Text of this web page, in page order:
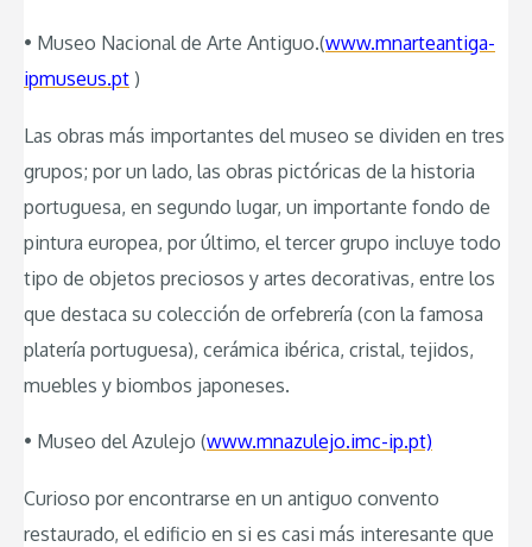
• Museo Nacional de Arte Antiguo.(www.mnarteantiga-
ipmuseus.pt )
Las obras más importantes del museo se dividen en tres
grupos; por un lado, las obras pictóricas de la historia
portuguesa, en segundo lugar, un importante fondo de
pintura europea, por último, el tercer grupo incluye todo
tipo de objetos preciosos y artes decorativas, entre los
que destaca su colección de orfebrería (con la famosa
platería portuguesa), cerámica ibérica, cristal, tejidos,
muebles y biombos japoneses.
• Museo del Azulejo (www.mnazulejo.imc-ip.pt)
Curioso por encontrarse en un antiguo convento
restaurado, el edificio en si es casi más interesante que